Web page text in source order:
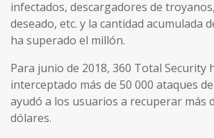
infectados, descargadores de
deseado, etc. y la cantidad acumulada
ha superado el millón.
Para junio de 2018, 360 Total Security
interceptado más de 50 000 ataques
ayudó a los usuarios a recuperar más
dólares.